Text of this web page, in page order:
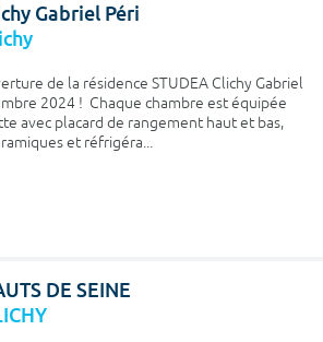
Gabriel Péri
de la résidence STUDEA Clichy Gabriel
2024 ! Chaque chambre est équipée
avec placard de rangement haut et bas,
et réfrigéra...
DE SEINE